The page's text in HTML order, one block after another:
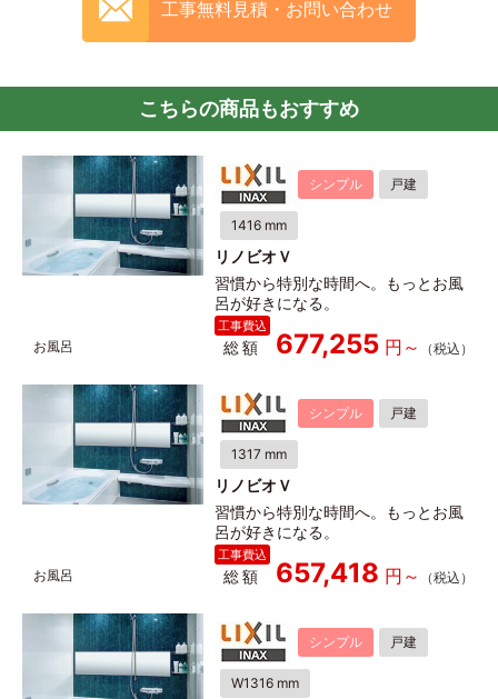
工事無料見積・お問い合わせ
こちらの商品もおすすめ
シンプル 戸建
1416 mm
リノビオＶ
習慣から特別な時間へ。もっとお風
呂が好きになる。
総額 677,255
シンプル 戸建
1317 mm
リノビオＶ
習慣から特別な時間へ。もっとお風
呂が好きになる。
総額 657,418
シンプル 戸建
W1316 mm